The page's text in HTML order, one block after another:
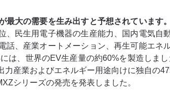
大の需要を生み出すと予想されています。
民生用電子機器の生産能力、国内電気自
、産業オートメーション、再生可能エネ
は、世界のEV生産量の約60%を製造しま
産業およびエネルギー用途向けに独自の
シリーズの発売を発表しました。